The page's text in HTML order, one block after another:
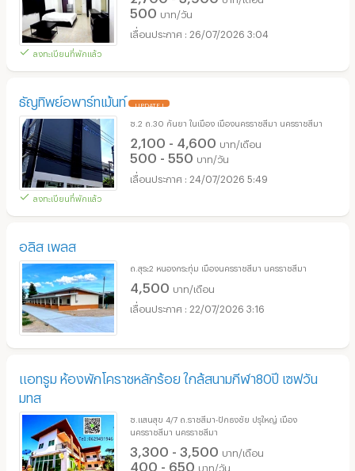
ลงทะเบียนที่พักแล้ว
500 บาท/วัน
26/07/2026 3:04
ธัญทิพย์อพาร์ทเม้นท์ UPDATE !
ลงทะเบียนที่พักแล้ว
ซ.2 ถ.30 กันยา ในเมือง เมืองนครราชสีมา นครราชสีมา
2,100 - 4,600 บาท/เดือน
500 - 550 บาท/วัน
24/07/2026 5:49
อลิส เพลส
ถ.สุระ2 หนองกระทุ่ม เมืองนครราชสีมา นครราชสีมา
4,500 บาท/เดือน
22/07/2026 3:16
แอทรูม ห้องพักโคราชหลักร้อย ใกล้สนามกีฬา80ปี เซฟวัน
มทส
ซ.แสนสุข 4/7 ถ.ราชสีมา-ปักธงชัย ปรุใหญ่ เมือง
นครราชสีมา นครราชสีมา
3,300 - 3,500 บาท/เดือน
400 - 650 บาท/วัน